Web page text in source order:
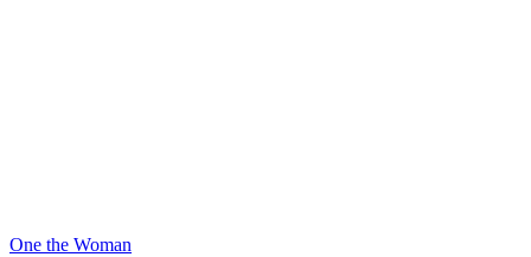
One the Woman